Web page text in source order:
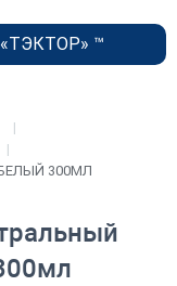
«ТЭКТОР» ™
300МЛ